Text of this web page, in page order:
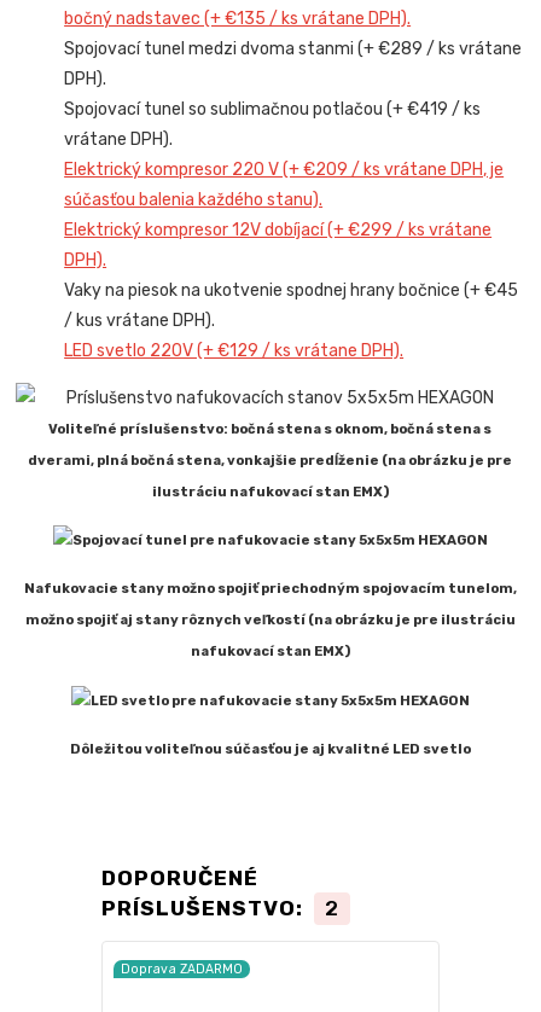
bočný nadstavec (+ €135 / ks vrátane DPH).
Spojovací tunel medzi dvoma stanmi (+ €289 / ks vrátane
DPH).
Spojovací tunel so sublimačnou potlačou (+ €419 / ks
vrátane DPH).
Elektrický kompresor 220 V (+ €209 / ks vrátane DPH, je
súčasťou balenia každého stanu).
Elektrický kompresor 12V dobíjací (+ €299 / ks vrátane
DPH).
Vaky na piesok na ukotvenie spodnej hrany bočnice (+ €45
/ kus vrátane DPH).
LED svetlo 220V (+ €129 / ks vrátane DPH).
Voliteľné príslušenstvo: bočná stena s oknom, bočná stena s
dverami, plná bočná stena, vonkajšie predĺženie (na obrázku je pre
ilustráciu nafukovací stan EMX)
Nafukovacie stany možno spojiť priechodným spojovacím tunelom,
možno spojiť aj stany rôznych veľkostí (na obrázku je pre ilustráciu
nafukovací stan EMX)
Dôležitou voliteľnou súčasťou je aj kvalitné LED svetlo
DOPORUČENÉ
PRÍSLUŠENSTVO:
2
Doprava ZADARMO